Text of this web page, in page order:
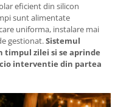
eficient din silicon
sunt alimentate
uniforma, instalare mai
gestionat.Sistemul
zilei si se aprinde
interventie din partea